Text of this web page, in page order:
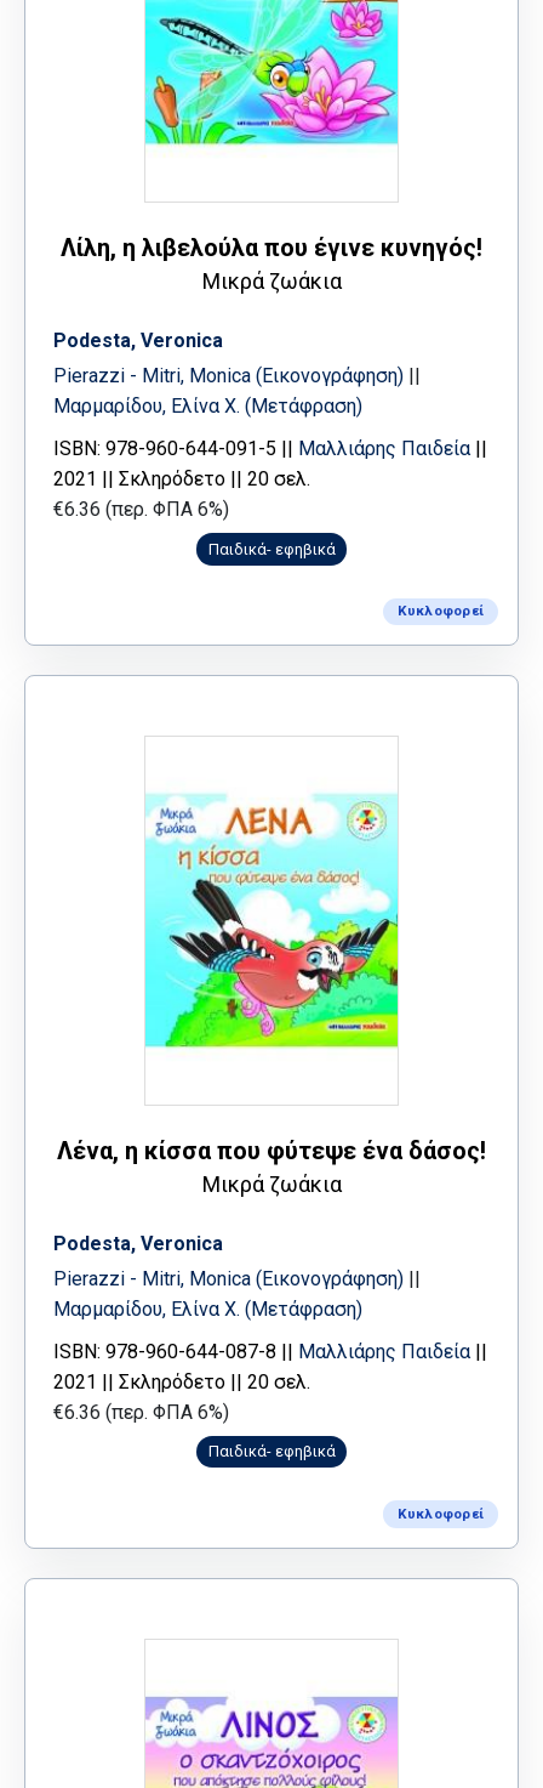
Λίλη, η λιβελούλα που έγινε κυνηγός!
Μικρά ζωάκια
Podesta, Veronica
Pierazzi - Mitri, Monica (Εικονογράφηση)
Μαρμαρίδου, Ελίνα Χ. (Μετάφραση)
ISBN: 978-960-644-091-5 ||
Μαλλιάρης Παιδεία||
2021 || Σκληρόδετο || 20 σελ.
€6.36 (περ. ΦΠΑ 6%)
Παιδικά- εφηβικά
Κυκλοφορεί
Λένα, η κίσσα που φύτεψε ένα δάσος!
Μικρά ζωάκια
Podesta, Veronica
Pierazzi - Mitri, Monica (Εικονογράφηση) ||
Μαρμαρίδου, Ελίνα Χ. (Μετάφραση)
ISBN: 978-960-644-087-8 || Μαλλιάρης Παιδεία||
2021 || Σκληρόδετο || 20 σελ.
€6.36 (περ. ΦΠΑ 6%)
Παιδικά- εφηβικά
Κυκλοφορεί